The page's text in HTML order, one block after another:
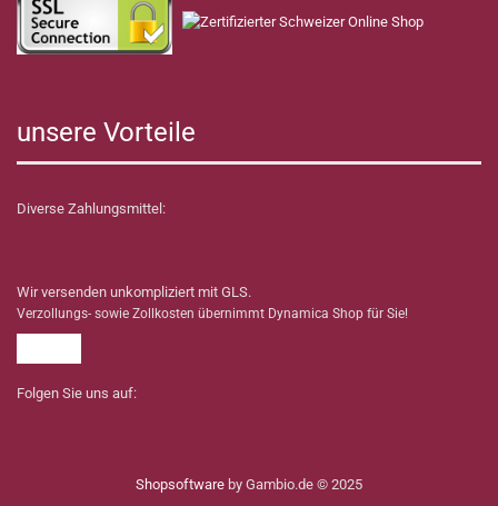
unsere Vorteile
Diverse Zahlungsmittel:
Wir versenden unkompliziert mit GLS.
Verzollungs- sowie Zollkosten übernimmt Dynamica Shop für Sie!
Folgen Sie uns auf:
Shopsoftware by Gambio.de © 2025